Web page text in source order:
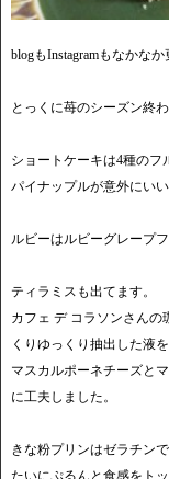
blogもInstagramもなかな
とっくに苺のシーズン終わ
ショートケーキは4種のフ
パイナップルが意外にい
ルビーはルビーグレープ
ティラミスも出てます。
カフェ デ コラソンさん
くりゆっくり抽出した液
マスカルポーネチーズと
に工夫しました。
きな粉プリンはゼラチン
たいにぷるんと食感をトッ